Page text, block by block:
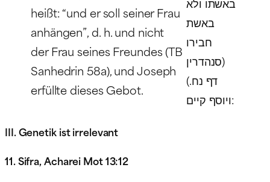
heißt: “und er soll seiner Frau
anhängen”, d. h. und nicht
der Frau seines Freundes (TB
Sanhedrin 58a), und Joseph
erfüllte dieses Gebot.
באשת
חבירו
(סנהדרין
דף נח.)
ויוסף קיים:
III. Genetik ist irrelevant
11. Sifra, Acharei Mot 13:12